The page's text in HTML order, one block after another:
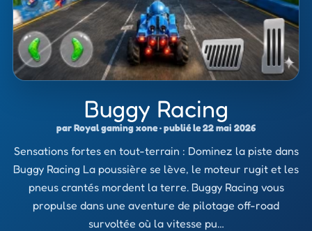
Buggy Racing
par Royal gaming xone · publié le 22 mai 2026
Sensations fortes en tout-terrain : Dominez la piste dans
Buggy Racing La poussière se lève, le moteur rugit et les
pneus crantés mordent la terre. Buggy Racing vous
propulse dans une aventure de pilotage off-road
survoltée où la vitesse pu…